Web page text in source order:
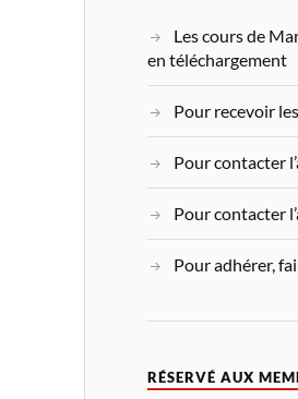
Les cours de
en téléchargement
Pour recevoir
Pour contacter
Pour contacter
Pour adhérer,
RÉSERVÉ AUX